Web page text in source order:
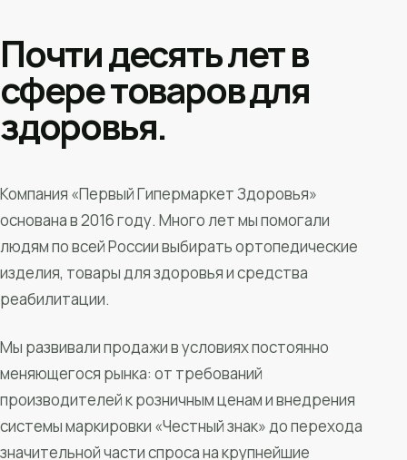
Почти десять лет в
сфере товаров для
здоровья.
Компания «Первый Гипермаркет Здоровья»
основана в 2016 году. Много лет мы помогали
людям по всей России выбирать ортопедические
изделия, товары для здоровья и средства
реабилитации.
Мы развивали продажи в условиях постоянно
меняющегося рынка: от требований
производителей к розничным ценам и внедрения
системы маркировки «Честный знак» до перехода
значительной части спроса на крупнейшие